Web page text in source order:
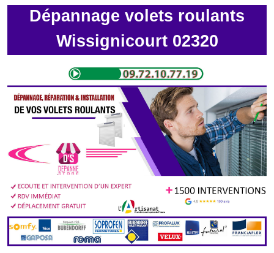
Dépannage volets roulants
Wissignicourt 02320